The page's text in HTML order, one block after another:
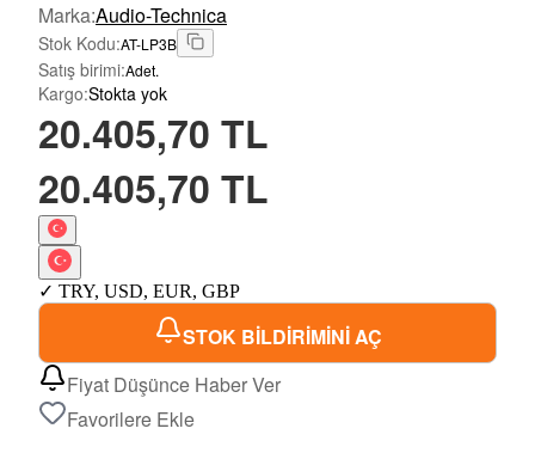
Marka:Audio-Technica
Stok Kodu:AT-LP3B
Satış birimi:Adet.
Kargo:Stokta yok
20.405,70 TL
20.405,70 TL
✓ TRY, USD, EUR, GBP
STOK BİLDİRİMİNİ AÇ
Fiyat Düşünce Haber Ver
Favorilere Ekle